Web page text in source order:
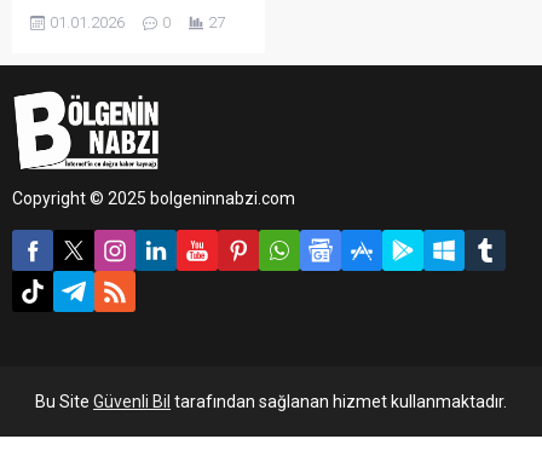
ekipler, yılın son günlerinde
de sahadaki çalışmalarını
01.01.2026 0 27
Copyright © 2025 bolgeninnabzi.com
Bu Site Güvenli Bil tarafından sağlanan hizmet kullanmaktadır.